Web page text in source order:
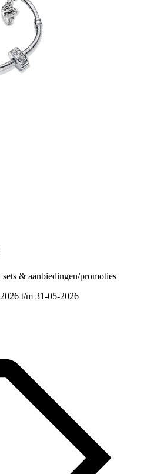
& aanbiedingen/promoties
t/m 31-05-2026